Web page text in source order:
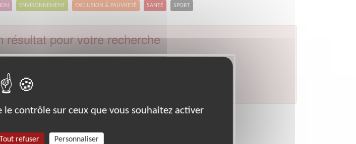
ENVIRONNEMENT EXCLUSION & PAUVRETÉ SANTÉ SPORT
résultat pour votre recherche
et/ou remplacer votre code postal par celui de votre département.
Effectuer une nouvelle recherche
contrôle sur ceux que vous souhaitez activer
refuser Personnaliser